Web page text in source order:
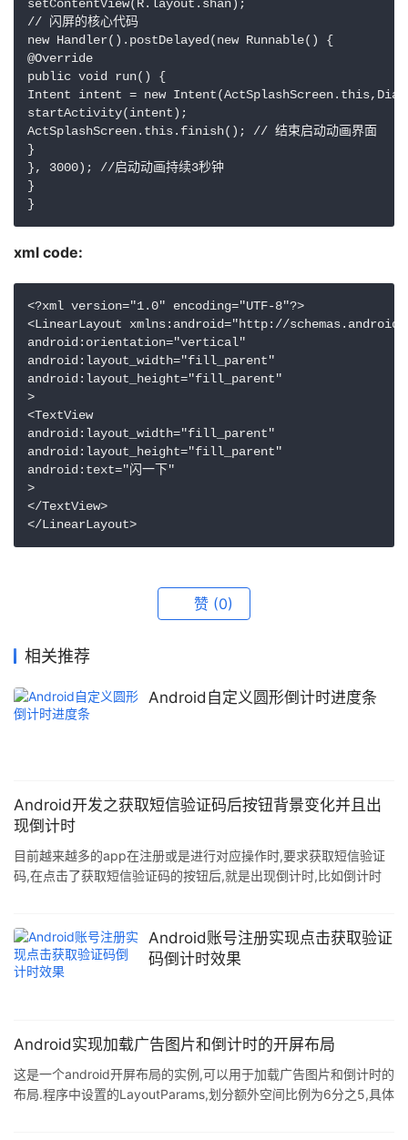
setContentView(R.layout.shan);
// 闪屏的核心代码
new Handler().postDelayed(new Runnable() {
@Override
public void run() {
Intent intent = new
startActivity(intent);
ActSplashScreen.this.finish(); // 结束启动动画界面
}
}, 3000); //启动动画持续3秒钟
}
}
xml code:
<?xml version="1.0" encoding="UTF-8"?>
<LinearLayout xmlns:android="http://
android:orientation="vertical"
android:layout_width="fill_parent"
android:layout_height="fill_parent"
>
<TextView
android:layout_width="fill_parent"
android:layout_height="fill_parent"
android:text="闪一下"
>
</TextView>
</LinearLayout>
赞 (0)
相关推荐
Android自定义圆形倒计时进度条
Android开发之获取短信验证码后按钮背景变化并且出
现倒计时
目前越来越多的app在注册或是进行对应操作时,要求获取短信验证
码,在点击了获取短信验证码的按钮后,就是出现倒计时,比如倒计时
VerCodeTimer mVerCodeTimer=(Button)
findViewById(R.id.login_get_ver_code); private class
VerCodeTimer extends CountDownTimer
Android账号注册实现点击获取验证
码倒计时效果
Android实现加载广告图片和倒计时的开屏布局
这是一个android开屏布局的实例,可以用于加载广告图片和倒计时的
布局.程序中设置的LayoutParams,划分额外空间比例为6分之5,具体